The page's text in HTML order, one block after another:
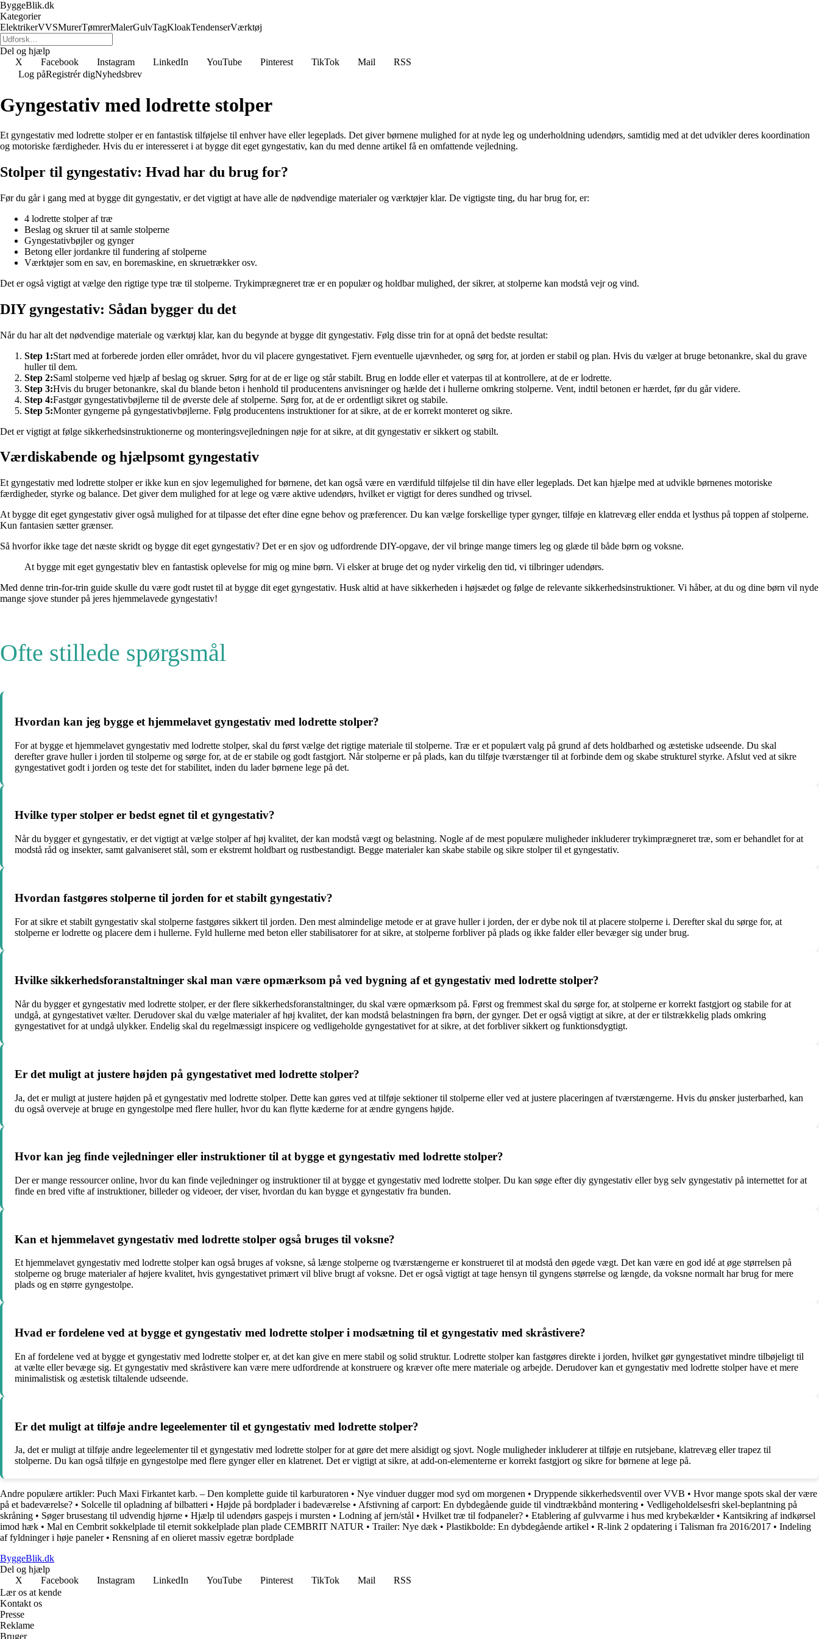
ByggeBlik.dk
Kategorier
ElektrikerVVSMurerTømrerMalerGulvTagKloakTendenserVærktøj
Del og hjælp
X
Facebook Instagram LinkedIn YouTube Pinterest TikTok Mail
RSS
Log påRegistrér digNyhedsbrev
Gyngestativ med lodrette stolper
Et gyngestativ med lodrette stolper er en fantastisk tilføjelse til enhver have eller legeplads. Det giver børnene mulighed for at nyde leg og underholdning udendørs, samtidig med at det udvikler deres koordination
og motoriske færdigheder. Hvis du er interesseret i at bygge dit eget gyngestativ, kan du med denne artikel få en omfattende vejledning.
Stolper til gyngestativ: Hvad har du brug for?
Før du går i gang med at bygge dit gyngestativ, er det vigtigt at have alle de nødvendige materialer og værktøjer klar. De vigtigste ting, du har brug for, er:
4 lodrette stolper af træ
Beslag og skruer til at samle stolperne
Gyngestativbøjler og gynger
Betong eller jordankre til fundering af stolperne
Værktøjer som en sav, en boremaskine, en skruetrækker osv.
Det er også vigtigt at vælge den rigtige type træ til stolperne. Trykimprægneret træ er en populær og holdbar mulighed, der sikrer, at stolperne kan modstå vejr og vind.
DIY gyngestativ: Sådan bygger du det
Når du har alt det nødvendige materiale og værktøj klar, kan du begynde at bygge dit gyngestativ. Følg disse trin for at opnå det bedste resultat:
Step 1:Start med at forberede jorden eller området, hvor du vil placere gyngestativet. Fjern eventuelle ujævnheder, og sørg for, at jorden er stabil og plan. Hvis du vælger at bruge betonankre, skal du grave
huller til dem.
Step 2:Saml stolperne ved hjælp af beslag og skruer. Sørg for at de er lige og står stabilt. Brug en lodde eller et vaterpas til at kontrollere, at de er lodrette.
Step 3:Hvis du bruger betonankre, skal du blande beton i henhold til producentens anvisninger og hælde det i hullerne omkring stolperne. Vent, indtil betonen er hærdet, før du går videre.
Step 4:Fastgør gyngestativbøjlerne til de øverste dele af stolperne. Sørg for, at de er ordentligt sikret og stabile.
Step 5:Monter gyngerne på gyngestativbøjlerne. Følg producentens instruktioner for at sikre, at de er korrekt monteret og sikre.
Det er vigtigt at følge sikkerhedsinstruktionerne og monteringsvejledningen nøje for at sikre, at dit gyngestativ er sikkert og stabilt.
Værdiskabende og hjælpsomt gyngestativ
Et gyngestativ med lodrette stolper er ikke kun en sjov legemulighed for børnene, det kan også være en værdifuld tilføjelse til din have eller legeplads. Det kan hjælpe med at udvikle børnenes motoriske
færdigheder, styrke og balance. Det giver dem mulighed for at lege og være aktive udendørs, hvilket er vigtigt for deres sundhed og trivsel.
At bygge dit eget gyngestativ giver også mulighed for at tilpasse det efter dine egne behov og præferencer. Du kan vælge forskellige typer gynger, tilføje en klatrevæg eller endda et lysthus på toppen af stolperne.
Kun fantasien sætter grænser.
Så hvorfor ikke tage det næste skridt og bygge dit eget gyngestativ? Det er en sjov og udfordrende DIY-opgave, der vil bringe mange timers leg og glæde til både børn og voksne.
At bygge mit eget gyngestativ blev en fantastisk oplevelse for mig og mine børn. Vi elsker at bruge det og nyder virkelig den tid, vi tilbringer udendørs.
Med denne trin-for-trin guide skulle du være godt rustet til at bygge dit eget gyngestativ. Husk altid at have sikkerheden i højsædet og følge de relevante sikkerhedsinstruktioner. Vi håber, at du og dine børn vil nyde
mange sjove stunder på jeres hjemmelavede gyngestativ!
Ofte stillede spørgsmål
Hvordan kan jeg bygge et hjemmelavet gyngestativ med lodrette stolper?
For at bygge et hjemmelavet gyngestativ med lodrette stolper, skal du først vælge det rigtige materiale til stolperne. Træ er et populært valg på grund af dets holdbarhed og æstetiske udseende. Du skal
derefter grave huller i jorden til stolperne og sørge for, at de er stabile og godt fastgjort. Når stolperne er på plads, kan du tilføje tværstænger til at forbinde dem og skabe strukturel styrke. Afslut ved at sikre
gyngestativet godt i jorden og teste det for stabilitet, inden du lader børnene lege på det.
Hvilke typer stolper er bedst egnet til et gyngestativ?
Når du bygger et gyngestativ, er det vigtigt at vælge stolper af høj kvalitet, der kan modstå vægt og belastning. Nogle af de mest populære muligheder inkluderer trykimprægneret træ, som er behandlet for at
modstå råd og insekter, samt galvaniseret stål, som er ekstremt holdbart og rustbestandigt. Begge materialer kan skabe stabile og sikre stolper til et gyngestativ.
Hvordan fastgøres stolperne til jorden for et stabilt gyngestativ?
For at sikre et stabilt gyngestativ skal stolperne fastgøres sikkert til jorden. Den mest almindelige metode er at grave huller i jorden, der er dybe nok til at placere stolperne i. Derefter skal du sørge for, at
stolperne er lodrette og placere dem i hullerne. Fyld hullerne med beton eller stabilisatorer for at sikre, at stolperne forbliver på plads og ikke falder eller bevæger sig under brug.
Hvilke sikkerhedsforanstaltninger skal man være opmærksom på ved bygning af et gyngestativ med lodrette stolper?
Når du bygger et gyngestativ med lodrette stolper, er der flere sikkerhedsforanstaltninger, du skal være opmærksom på. Først og fremmest skal du sørge for, at stolperne er korrekt fastgjort og stabile for at
undgå, at gyngestativet vælter. Derudover skal du vælge materialer af høj kvalitet, der kan modstå belastningen fra børn, der gynger. Det er også vigtigt at sikre, at der er tilstrækkelig plads omkring
gyngestativet for at undgå ulykker. Endelig skal du regelmæssigt inspicere og vedligeholde gyngestativet for at sikre, at det forbliver sikkert og funktionsdygtigt.
Er det muligt at justere højden på gyngestativet med lodrette stolper?
Ja, det er muligt at justere højden på et gyngestativ med lodrette stolper. Dette kan gøres ved at tilføje sektioner til stolperne eller ved at justere placeringen af tværstængerne. Hvis du ønsker justerbarhed, kan
du også overveje at bruge en gyngestolpe med flere huller, hvor du kan flytte kæderne for at ændre gyngens højde.
Hvor kan jeg finde vejledninger eller instruktioner til at bygge et gyngestativ med lodrette stolper?
Der er mange ressourcer online, hvor du kan finde vejledninger og instruktioner til at bygge et gyngestativ med lodrette stolper. Du kan søge efter diy gyngestativ eller byg selv gyngestativ på internettet for at
finde en bred vifte af instruktioner, billeder og videoer, der viser, hvordan du kan bygge et gyngestativ fra bunden.
Kan et hjemmelavet gyngestativ med lodrette stolper også bruges til voksne?
Et hjemmelavet gyngestativ med lodrette stolper kan også bruges af voksne, så længe stolperne og tværstængerne er konstrueret til at modstå den øgede vægt. Det kan være en god idé at øge størrelsen på
stolperne og bruge materialer af højere kvalitet, hvis gyngestativet primært vil blive brugt af voksne. Det er også vigtigt at tage hensyn til gyngens størrelse og længde, da voksne normalt har brug for mere
plads og en større gyngestolpe.
Hvad er fordelene ved at bygge et gyngestativ med lodrette stolper i modsætning til et gyngestativ med skråstivere?
En af fordelene ved at bygge et gyngestativ med lodrette stolper er, at det kan give en mere stabil og solid struktur. Lodrette stolper kan fastgøres direkte i jorden, hvilket gør gyngestativet mindre tilbøjeligt til
at vælte eller bevæge sig. Et gyngestativ med skråstivere kan være mere udfordrende at konstruere og kræver ofte mere materiale og arbejde. Derudover kan et gyngestativ med lodrette stolper have et mere
minimalistisk og æstetisk tiltalende udseende.
Er det muligt at tilføje andre legeelementer til et gyngestativ med lodrette stolper?
Ja, det er muligt at tilføje andre legeelementer til et gyngestativ med lodrette stolper for at gøre det mere alsidigt og sjovt. Nogle muligheder inkluderer at tilføje en rutsjebane, klatrevæg eller trapez til
stolperne. Du kan også tilføje en gyngestolpe med flere gynger eller en klatrenet. Det er vigtigt at sikre, at add-on-elementerne er korrekt fastgjort og sikre for børnene at lege på.
Andre populære artikler: Puch Maxi Firkantet karb. – Den komplette guide til karburatoren • Nye vinduer dugger mod syd om morgenen • Dryppende sikkerhedsventil over VVB • Hvor mange spots skal der være
på et badeværelse? • Solcelle til opladning af bilbatteri • Højde på bordplader i badeværelse • Afstivning af carport: En dybdegående guide til vindtrækbånd montering • Vedligeholdelsesfri skel-beplantning på
skråning • Søger brusestang til udvendig hjørne • Hjælp til udendørs gaspejs i mursten • Lodning af jern/stål • Hvilket træ til fodpaneler? • Etablering af gulvvarme i hus med krybekælder• Kantsikring af indkørsel
imod hæk • Mal en Cembrit sokkelplade til eternit sokkelplade plan plade CEMBRIT NATUR • Trailer: Nye dæk • Plastikbolde: En dybdegående artikel • R-link 2 opdatering i Talisman fra 2016/2017 • Indeling
af fyldninger i høje paneler• Rensning af en olieret massiv egetræ bordplade
ByggeBlik.dk
Del og hjælp
X
Facebook Instagram LinkedIn YouTube Pinterest TikTok Mail
RSS
Lær os at kende
Kontakt os
Presse
Reklame
Bruger